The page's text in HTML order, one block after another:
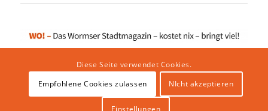
Impressum|Datenschutzerklärung|Website von klicklabor.de |
Diese Seite verwendet Cookies.
Empfohlene Cookies zulassen
NIcht akzeptieren